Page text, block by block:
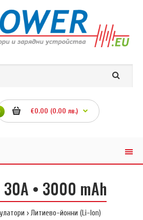
€0.00 (0.00 лв.)
• 3000 mAh
Литиево-йонни (Li-Ion)